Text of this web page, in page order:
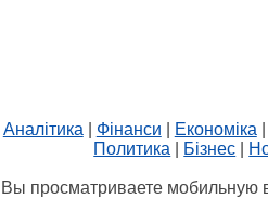
Аналітика| Фінанси Економіка|
Политика
Бізнес
Вы просматриваете мобильную